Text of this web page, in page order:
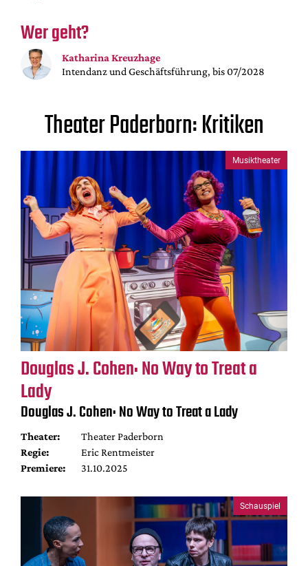
Wer geht?
Katharina Kreuzhage
Intendanz und Geschäftsführung, bis 07/2028
Theater Paderborn: Kritiken
Musiktheater
Douglas J. Cohen: No Way to Treat a
Lady
Douglas J. Cohen: No Way to Treat a Lady
Theater:
Theater Paderborn
Regie:
Eric Rentmeister
Premiere:
31.10.2025
Schauspiel